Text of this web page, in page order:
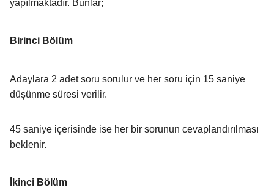
yapılmaktadır. Bunlar;
Birinci Bölüm
Adaylara 2 adet soru sorulur ve her soru için 15 saniye
düşünme süresi verilir.
45 saniye içerisinde ise her bir sorunun cevaplandırılması
beklenir.
İkinci Bölüm